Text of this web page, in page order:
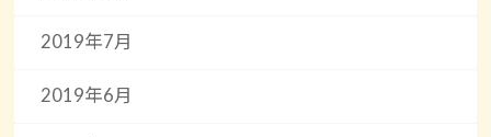
2019年7月
2019年6月